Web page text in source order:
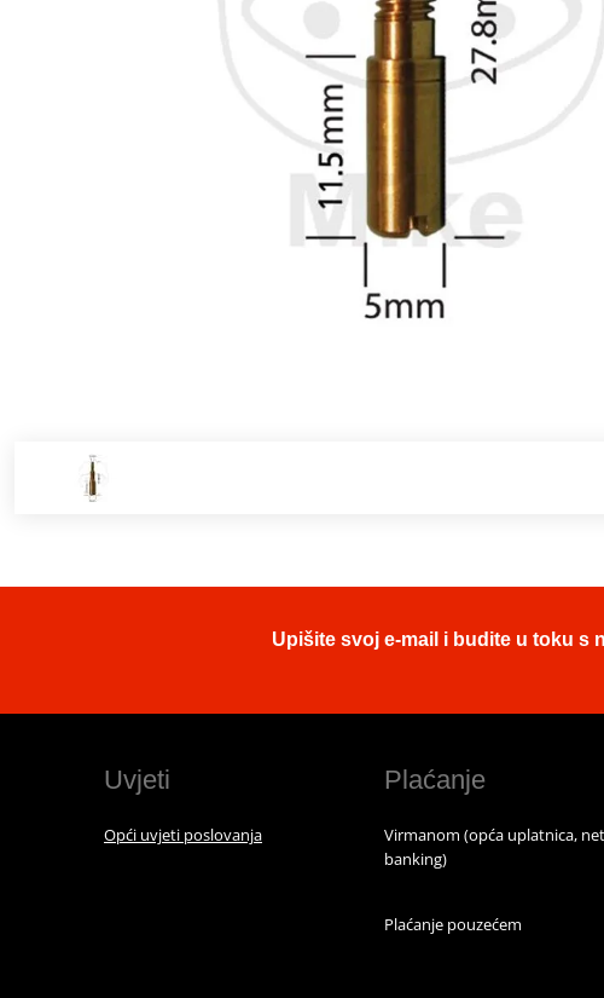
Upišite svoj e-mail i budite u toku s
Uvjeti
Opći uvjeti poslovanja
Plaćanje
Virmanom (opća uplatnica, net
banking)
Plaćanje pouzećem